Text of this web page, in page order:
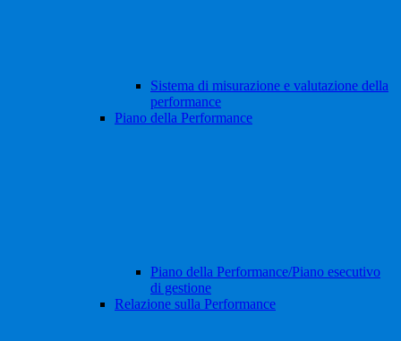
Sistema di misurazione e valutazione della
performance
Piano della Performance
Piano della Performance/Piano esecutivo
di gestione
Relazione sulla Performance